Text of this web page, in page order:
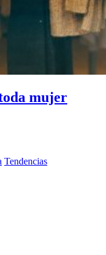
mujer
Tendencias